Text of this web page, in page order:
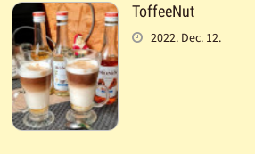
ToffeeNut
2022. Dec. 12.